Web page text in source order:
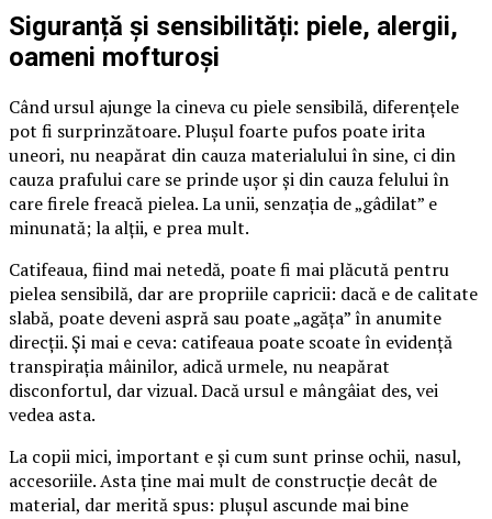
Siguranță și sensibilități: piele, alergii,
oameni mofturoși
Când ursul ajunge la cineva cu piele sensibilă, diferențele
pot fi surprinzătoare. Plușul foarte pufos poate irita
uneori, nu neapărat din cauza materialului în sine, ci din
cauza prafului care se prinde ușor și din cauza felului în
care firele freacă pielea. La unii, senzația de „gâdilat” e
minunată; la alții, e prea mult.
Catifeaua, fiind mai netedă, poate fi mai plăcută pentru
pielea sensibilă, dar are propriile capricii: dacă e de calitate
slabă, poate deveni aspră sau poate „agăța” în anumite
direcții. Și mai e ceva: catifeaua poate scoate în evidență
transpirația mâinilor, adică urmele, nu neapărat
disconfortul, dar vizual. Dacă ursul e mângâiat des, vei
vedea asta.
La copii mici, important e și cum sunt prinse ochii, nasul,
accesoriile. Asta ține mai mult de construcție decât de
material, dar merită spus: plușul ascunde mai bine